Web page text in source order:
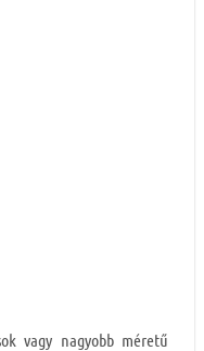
vagy nagyobb méretű